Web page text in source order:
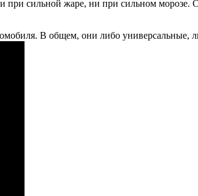
при сильной жаре, ни при сильном
В общем, они либо универсальные,